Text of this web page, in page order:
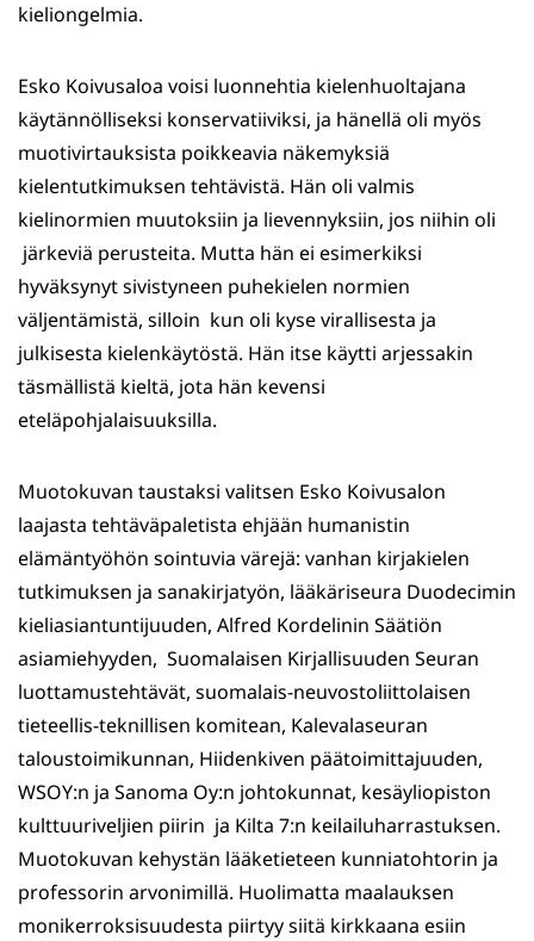
kieliongelmia.
Esko Koivusaloa voisi luonnehtia kielenhuoltajana
käytännölliseksi konservatiiviksi, ja hänellä oli myös
muotivirtauksista poikkeavia näkemyksiä
kielentutkimuksen tehtävistä. Hän oli valmis
kielinormien muutoksiin ja lievennyksiin, jos niihin oli
järkeviä perusteita. Mutta hän ei esimerkiksi
hyväksynyt sivistyneen puhekielen normien
väljentämistä, silloin kun oli kyse virallisesta ja
julkisesta kielenkäytöstä. Hän itse käytti arjessakin
täsmällistä kieltä, jota hän kevensi
eteläpohjalaisuuksilla.
Muotokuvan taustaksi valitsen Esko Koivusalon
laajasta tehtäväpaletista ehjään humanistin
elämäntyöhön sointuvia värejä: vanhan kirjakielen
tutkimuksen ja sanakirjatyön, lääkäriseura Duodecimin
kieliasiantuntijuuden, Alfred Kordelinin Säätiön
asiamiehyyden, Suomalaisen Kirjallisuuden Seuran
luottamustehtävät, suomalais-neuvostoliittolaisen
tieteellis-teknillisen komitean, Kalevalaseuran
taloustoimikunnan, Hiidenkiven päätoimittajuuden,
WSOY:n ja Sanoma Oy:n johtokunnat, kesäyliopiston
kulttuuriveljien piirin ja Kilta 7:n keilailuharrastuksen.
Muotokuvan kehystän lääketieteen kunniatohtorin ja
professorin arvonimillä. Huolimatta maalauksen
monikerroksisuudesta piirtyy siitä kirkkaana esiin